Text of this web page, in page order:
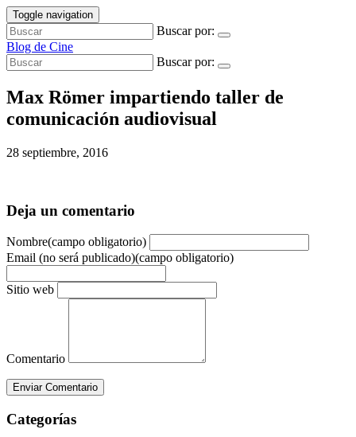
Toggle navigation
Buscar por:
Blog de Cine
Buscar por:
Max Römer impartiendo taller de
comunicación audiovisual
28 septiembre, 2016
Deja un comentario
Nombre(campo obligatorio)
Email (no será publicado)(campo obligatorio)
Sitio web
Comentario
Enviar Comentario
Categorías